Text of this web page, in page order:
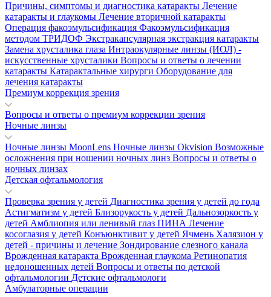
Причины, симптомы и диагностика катаракты Лечение
катаракты и глаукомы Лечение вторичной катаракты
Операция факоэмульсификация Факоэмульсификация
методом ТРИДОФ Экстракапсулярная экстракция катаракты
Замена хрусталика глаза Интраокулярные линзы (ИОЛ) -
искусственные хрусталики Вопросы и ответы о лечении
катаракты Катарактальные хирурги Оборудование для
лечения катаракты
Премиум коррекция зрения
Вопросы и ответы о премиум коррекции зрения
Ночные линзы
Ночные линзы MoonLens Ночные линзы Okvision Возможные
осложнения при ношении ночных линз Вопросы и ответы о
ночных линзах
Детская офтальмология
Проверка зрения у детей Диагностика зрения у детей до года
Астигматизм у детей Близорукость у детей Дальнозоркость у
детей Амблиопия или ленивый глаз ПИНА Лечение
косоглазия у детей Конъюнктивит у детей Ячмень Халязион у
детей - причины и лечение Зондирование слезного канала
Врожденная катаракта Врожденная глаукома Ретинопатия
недоношенных детей Вопросы и ответы по детской
офтальмологии Детские офтальмологи
Амбулаторные операции